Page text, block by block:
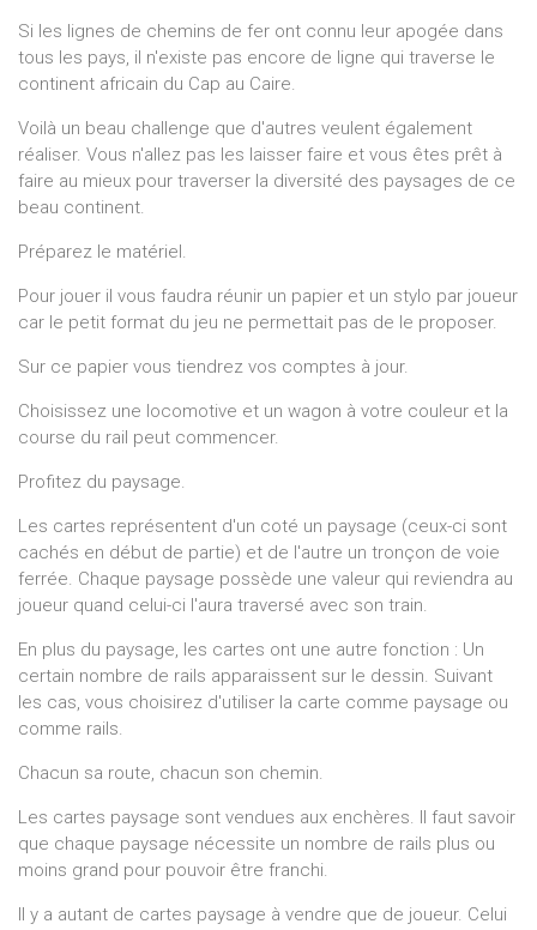
Si les lignes de chemins de fer ont connu leur apogée dans
tous les pays, il n'existe pas encore de ligne qui traverse le
continent africain du Cap au Caire.
Voilà un beau challenge que d'autres veulent également
réaliser. Vous n'allez pas les laisser faire et vous êtes prêt à
faire au mieux pour traverser la diversité des paysages de ce
beau continent.
Préparez le matériel.
Pour jouer il vous faudra réunir un papier et un stylo par joueur
car le petit format du jeu ne permettait pas de le proposer.
Sur ce papier vous tiendrez vos comptes à jour.
Choisissez une locomotive et un wagon à votre couleur et la
course du rail peut commencer.
Profitez du paysage.
Les cartes représentent d'un coté un paysage (ceux-ci sont
cachés en début de partie) et de l'autre un tronçon de voie
ferrée. Chaque paysage possède une valeur qui reviendra au
joueur quand celui-ci l'aura traversé avec son train.
En plus du paysage, les cartes ont une autre fonction : Un
certain nombre de rails apparaissent sur le dessin. Suivant
les cas, vous choisirez d'utiliser la carte comme paysage ou
comme rails.
Chacun sa route, chacun son chemin.
Les cartes paysage sont vendues aux enchères. Il faut savoir
que chaque paysage nécessite un nombre de rails plus ou
moins grand pour pouvoir être franchi.
Il y a autant de cartes paysage à vendre que de joueur. Celui